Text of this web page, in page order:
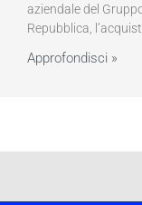
aziendale del
Repubblica,
Approfondisci »